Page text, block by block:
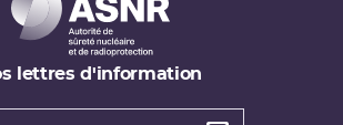
lettres d'information